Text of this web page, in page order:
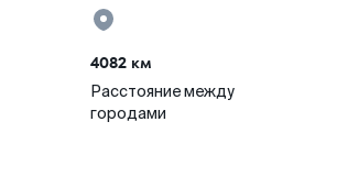
4082 км
Расстояние между
городами